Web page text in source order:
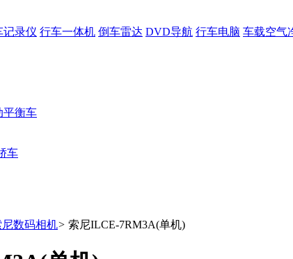
记录仪 行车一体机 倒车雷达 DVD导航 行车电脑 车载空气
平衡车
车
尼数码相机> 索尼ILCE-7RM3A(单机)